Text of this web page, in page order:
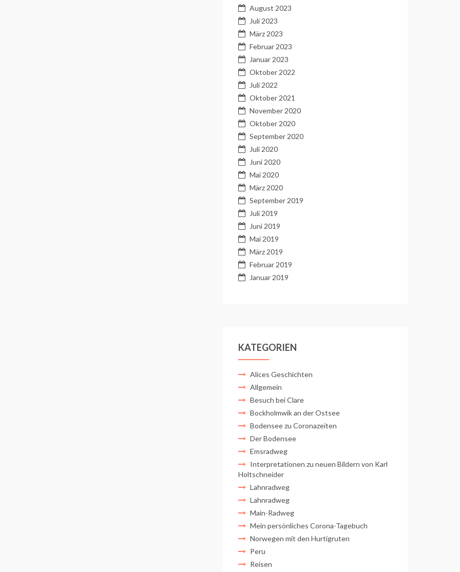
August 2023
Juli 2023
März 2023
Februar 2023
Januar 2023
Oktober 2022
Juli 2022
Oktober 2021
November 2020
Oktober 2020
September 2020
Juli 2020
Juni 2020
Mai 2020
März 2020
September 2019
Juli 2019
Juni 2019
Mai 2019
März 2019
Februar 2019
Januar 2019
KATEGORIEN
Alices Geschichten
Allgemein
Besuch bei Clare
Bockholmwik an der Ostsee
Bodensee zu Coronazeiten
Der Bodensee
Emsradweg
Interpretationen zu neuen Bildern von Karl
Holtschneider
Lahnradweg
Lahnradweg
Main-Radweg
Mein persönliches Corona-Tagebuch
Norwegen mit den Hurtigruten
Peru
Reisen